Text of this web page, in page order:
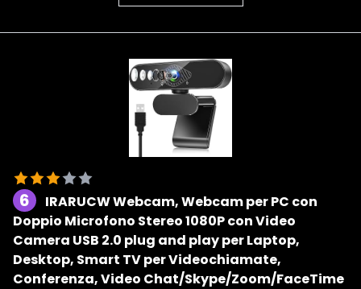
6
IRARUCW Webcam, Webcam per PC con
Doppio Microfono Stereo 1080P con Video
Camera USB 2.0 plug and play per Laptop,
Desktop, Smart TV per Videochiamate,
Conferenza, Video Chat/Skype/Zoom/FaceTime